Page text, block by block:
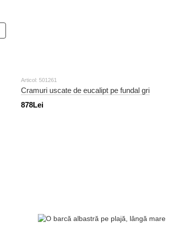
Articol: 501261
Cramuri uscate de eucalipt pe fundal gri
878Lei